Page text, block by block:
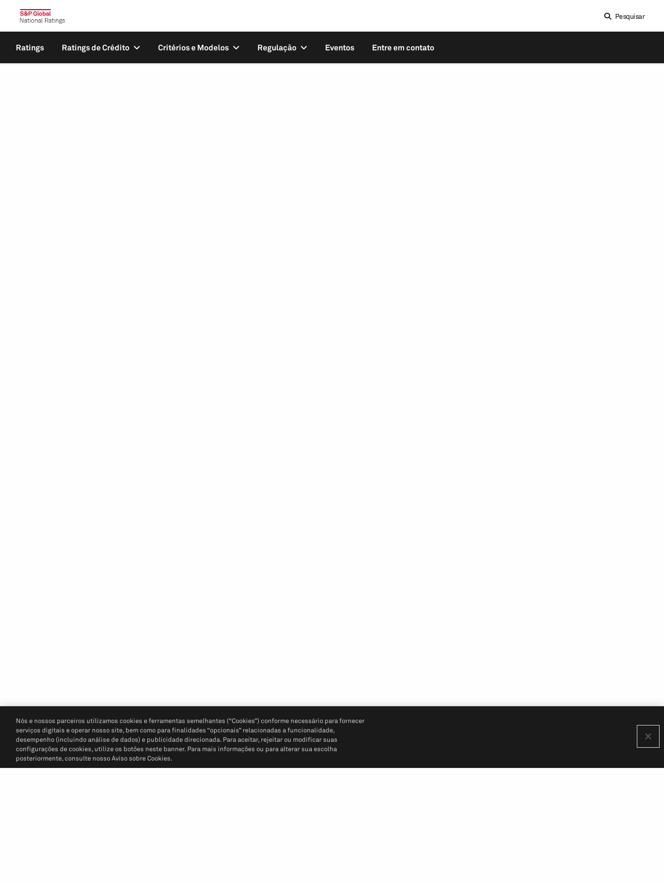
Pesquisar
Ratings Ratings de Crédito Critérios e Modelos Regulação Eventos Entre em contato
Nós e nossos parceiros utilizamos cookies e ferramentas semelhantes (“Cookies”) conforme necessário para fornecer
serviços digitais e operar nosso site, bem como para finalidades “opcionais” relacionadas a funcionalidade,
desempenho (incluindo análise de dados) e publicidade direcionada. Para aceitar, rejeitar ou modificar suas
configurações de cookies, utilize os botões neste banner. Para mais informações ou para alterar sua escolha
posteriormente, consulte nosso Aviso sobre Cookies.